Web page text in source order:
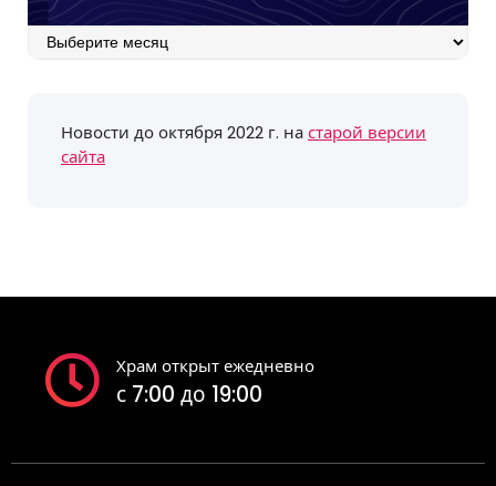
Архив
Новости до октября 2022 г. настарой версии
сайта
Храм открыт ежедневно
с 7:00 до 19:00